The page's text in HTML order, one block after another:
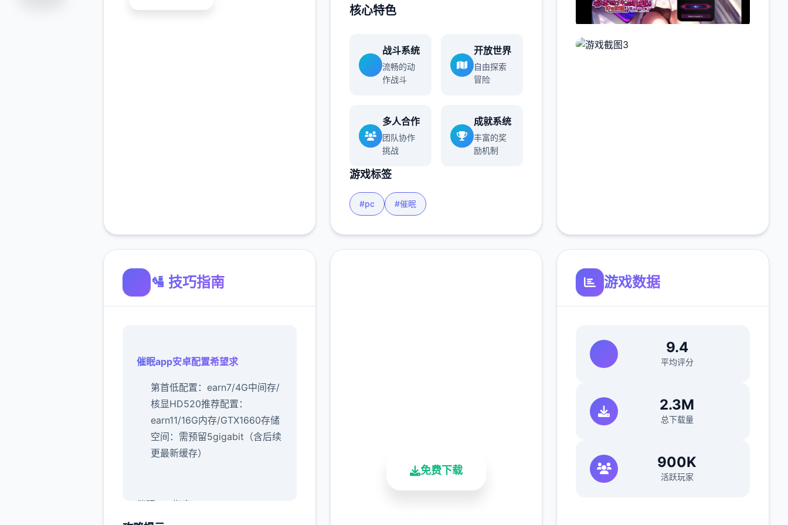
核心特色
战斗系统
流畅的动
作战斗
开放世界
自由探索
冒险
多人合作
团队协作
挑战
成就系统
丰富的奖
励机制
游戏标签
#pc #催眠
🛂 技巧指南
催眠app安卓配置希望求
​第首低配置​ ​：earn7/4G中间存/
核显HD520​推荐配置​ ​：
earn11/16G内存/GTX1660​存储
空间​ ​：需预留5gigabit（含后续
更最新缓存）
催眠app指南：
免费下载
游戏数据
9.4
平均评分
2.3M
总下载量
900K
活跃玩家